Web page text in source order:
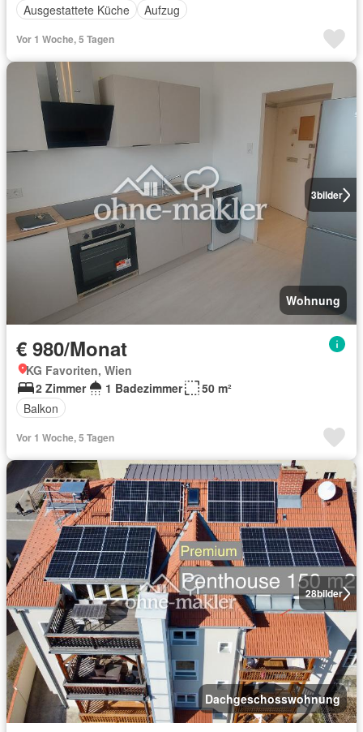
Ausgestattete Küche Aufzug
Vor 1 Woche, 5 Tagen
3bilder
Wohnung
€ 980/Monat
KG Favoriten, Wien
2 Zimmer
1 Badezimmer
50 m²
Balkon
Vor 1 Woche, 5 Tagen
28bilder
Dachgeschosswohnung